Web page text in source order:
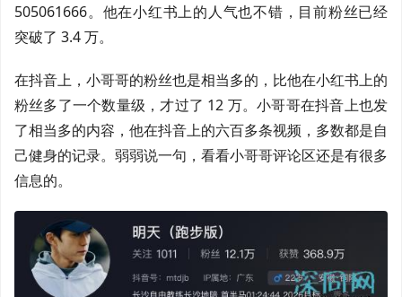
505061666。他在小红书上的人气也不错，目前粉丝已经
突破了 3.4 万。
在抖音上，小哥哥的粉丝也是相当多的，比他在小红书上的
粉丝多了一个数量级，才过了 12 万。小哥哥在抖音上也发
了相当多的内容，他在抖音上的六百多条视频，多数都是自
己健身的记录。弱弱说一句，看看小哥哥评论区还是有很多
信息的。